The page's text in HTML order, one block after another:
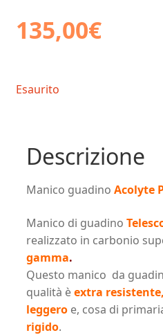
135,00€
Esaurito
Descrizione
Manico guadino Acolyte
Manico di guadino
realizzato in carbonio
gamma.
Questo manico da
qualità èextra
leggeroe, cosa di
rigido.